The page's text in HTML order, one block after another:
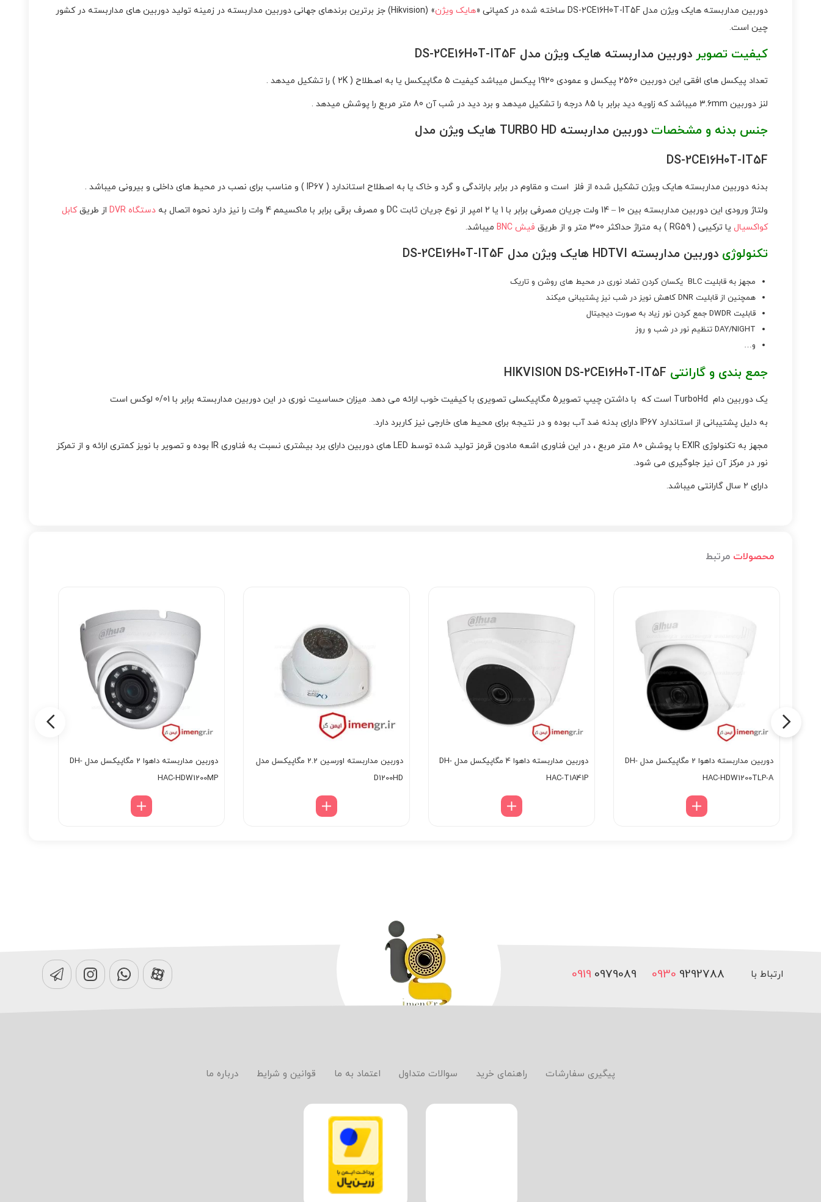
دوربین مداربسته هایک ویژن مدل DS-2CE16H0T-IT5F ساخته شده در کمپانی « هایک ویژن
» (Hikvision) جز برترین برند‌های جهانی دوربین مداربسته در زمینه تولید دوربین های مداربسته در کشور
چین است.
کیفیت تصویر دوربین مداربسته هایک ویژن مدل DS-2CE16H0T-IT5F
تعداد پیکسل های افقی این دوربین 2560 پیکسل و عمودی 1920 پیکسل میباشد کیفیت 5 مگاپیکسل یا به اصطلاح ( 2K ) را تشکیل میدهد .
لنز دوربین 3.6mm میباشد که زاویه دید برابر با 85 درجه را تشکیل میدهد و برد دید در شب آن 80 متر مربع را پوشش میدهد .
جنس بدنه و مشخصات دوربین مداربسته TURBO HD هایک ویژن مدل
DS-2CE16H0T-IT5F
بدنه دوربین مداربسته هایک ویژن تشکیل شده از فلز است و مقاوم در برابر باراندگی و گرد و خاک یا به اصطلاح استاندارد ( IP67 ) و مناسب برای نصب در محیط های داخلی و بیرونی میباشد .
ولتاژ ورودی این دوربین مداربسته بین 10 – 14 ولت جریان مصرفی برابر با 1 یا 2 امپر از نوع جریان ثابت DC و مصرف برقی برابر با ماکسیمم 4 وات را نیز دارد نحوه اتصال به
دستگاه DVR از طریقکابل
کواکسیال یا ترکیبی ( RG59 ) به متراژ حداکثر 300 متر و از طریق فیش BNC میباشد.
تکنولوژی دوربین مداربسته HDTVI هایک ویژن مدل DS-2CE16H0T-IT5F
مجهز به قابلیت BLC یکسان کردن تضاد نوری در محیط های روشن و تاریک
همچنین از قابلیت DNR کاهش نویز در شب نیز پشتیبانی میکند
قابلیت DWDR جمع کردن نور زیاد به صورت دیجیتال
DAY/NIGHT تنظیم نور در شب و روز
و…
جمع بندی و گارانتی
یک دوربین دام TurboHd است که با داشتن چیپ تصویر5 مگاپیکسلی تصویری با کیفیت خوب ارائه می دهد. میزان حساسیت نوری در این دوربین مداربسته برابر با 0/01 لوکس است
به دلیل پشتیبانی از استاندارد IP67 دارای بدنه ضد آب بوده و در نتیجه برای محیط های خارجی نیز کاربرد دارد.
مجهز به تکنولوژی EXIR با پوشش 80 متر مربع ، در این فناوری اشعه مادون قرمز تولید شده توسط LED های دوربین دارای برد بیشتری نسبت به فناوری IR بوده و تصویر با نویز کمتری ارائه و از تمرکز
نور در مرکز آن نیز جلوگیری می شود.
دارای ۲ سال گارانتی میباشد.
محصولات مرتبط
دوربین مداربسته داهوا 2 مگاپیکسل مدل DH-
HAC-HDW1200TLP-A
دوربین مداربسته داهوا 4 مگاپیکسل مدل DH-
HAC-T1A41P
دوربین مداربسته اورسین 2.2 مگاپیکسل مدل
D1200HD
دوربین مداربسته داهوا 2 مگاپیکسل مدل DH-
HAC-HDW1200MP
ارتباط با 0919 0979089 0930 9292788
پیگیری سفارشات راهنمای خرید سوالات متداول اعتماد به ما قوانین و شرایط درباره ما